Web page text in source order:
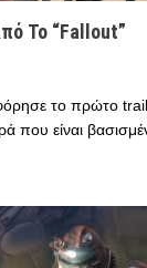
Το “Fallout”
το πρώτο
που είναι